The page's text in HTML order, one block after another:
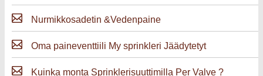
Nurmikkosadetin &Vedenpaine
Oma paineventtiili My sprinkleri Jäädytetyt
Kuinka monta Sprinklerisuuttimilla Per Valve ?